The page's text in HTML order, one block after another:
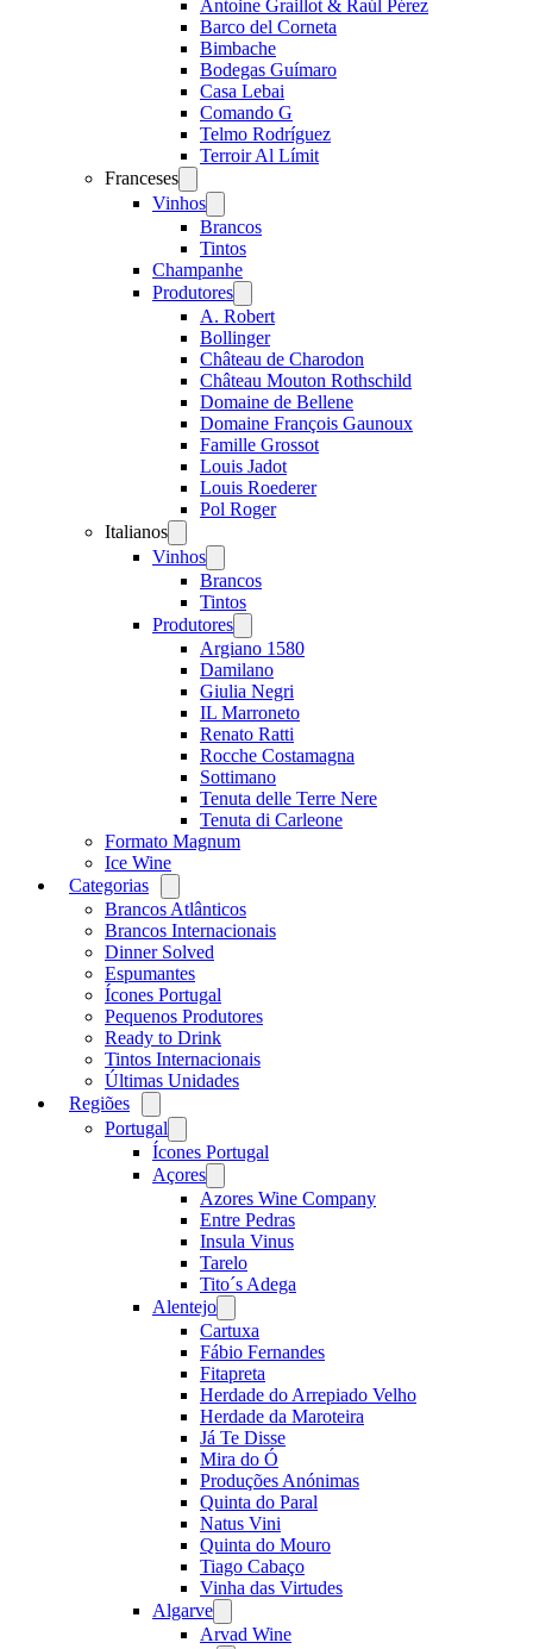
Antoine Graillot & Raúl Pérez
Barco del Corneta
Bimbache
Bodegas Guímaro
Casa Lebai
Comando G
Telmo Rodríguez
Terroir Al Límit
Franceses
menu
Vinhos
menu
Brancos
Tintos
Champanhe
Produtores
menu
A. Robert
Bollinger
Château de Charodon
Château Mouton Rothschild
Domaine de Bellene
Domaine François Gaunoux
Famille Grossot
Louis Jadot
Louis Roederer
Pol Roger
Italianos
menu
Vinhos
menu
Brancos
Tintos
Produtores
menu
Argiano 1580
Damilano
Giulia Negri
IL Marroneto
Renato Ratti
Rocche Costamagna
Sottimano
Tenuta delle Terre Nere
Tenuta di Carleone
Formato Magnum
Ice Wine
Categorias
menu
Brancos Atlânticos
Brancos Internacionais
Dinner Solved
Espumantes
Ícones Portugal
Pequenos Produtores
Ready to Drink
Tintos Internacionais
Últimas Unidades
Regiões
menu
Portugal
menu
Ícones Portugal
Açores
menu
Azores Wine Company
Entre Pedras
Insula Vinus
Tarelo
Tito´s Adega
Alentejo
menu
Cartuxa
Fábio Fernandes
Fitapreta
Herdade do Arrepiado Velho
Herdade da Maroteira
Já Te Disse
Mira do Ó
Produções Anónimas
Quinta do Paral
Natus Vini
Quinta do Mouro
Tiago Cabaço
Vinha das Virtudes
Algarve
menu
Arvad Wine